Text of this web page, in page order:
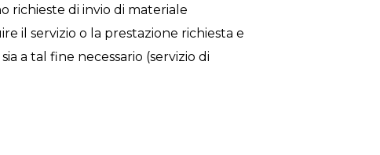
richieste di invio di materiale
il servizio o la prestazione richiesta e
a tal fine necessario (servizio di